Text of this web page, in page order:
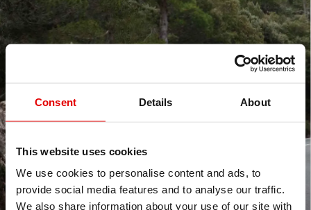
Consent Details About
This website uses cookies
We use cookies to personalise content and ads, to
provide social media features and to analyse our traffic.
We also share information about your use of our site with